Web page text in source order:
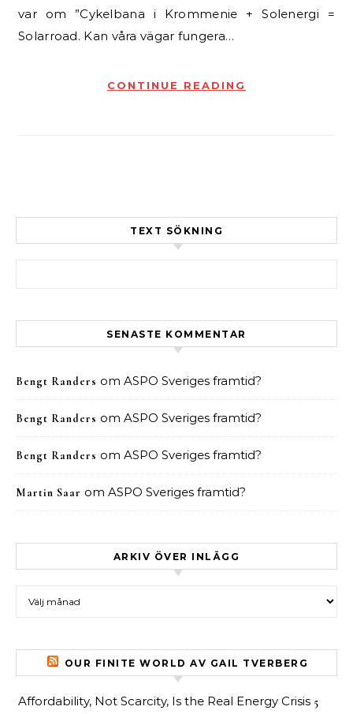
var om ”Cykelbana i Krommenie + Solenergi =
Solarroad. Kan våra vägar fungera…
CONTINUE READING
TEXT SÖKNING
SENASTE KOMMENTAR
Bengt Randers om ASPO Sveriges framtid?
Bengt Randers om ASPO Sveriges framtid?
Bengt Randers om ASPO Sveriges framtid?
Martin Saar om ASPO Sveriges framtid?
ARKIV ÖVER INLÄGG
OUR FINITE WORLD AV GAIL TVERBERG
Affordability, Not Scarcity, Is the Real Energy Crisis 5